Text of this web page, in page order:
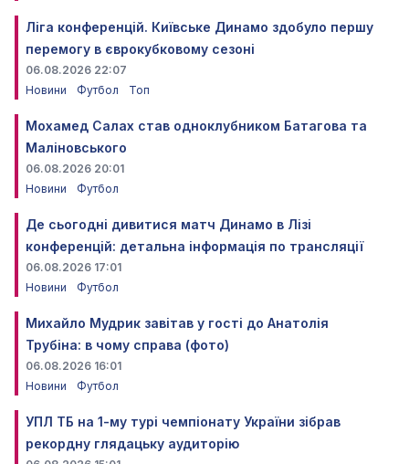
Ліга конференцій. Київське Динамо здобуло першу
перемогу в єврокубковому сезоні
06.08.2026 22:07
Новини
Футбол Топ
Мохамед Салах став одноклубником Батагова та
Маліновського
06.08.2026 20:01
Новини
Футбол
Де сьогодні дивитися матч Динамо в Лізі
конференцій: детальна інформація по трансляції
06.08.2026 17:01
Новини
Футбол
Михайло Мудрик завітав у гості до Анатолія
Трубіна: в чому справа (фото)
06.08.2026 16:01
Новини
Футбол
УПЛ ТБ на 1-му турі чемпіонату України зібрав
рекордну глядацьку аудиторію